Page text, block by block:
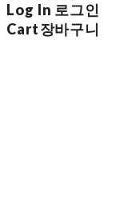
Log In 로그인
Cart장바구니